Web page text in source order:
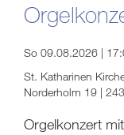
So 09.08.2026 |
St. Katharinen
Norderholm 19 |
Orgelkonzert